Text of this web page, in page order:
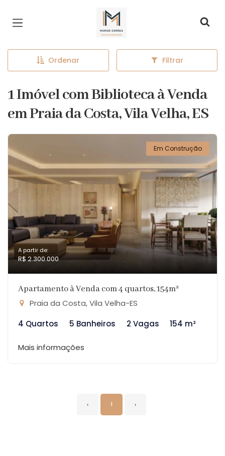
Página inicial
Ordenar Filtrar
1 Imóvel com Biblioteca à Venda
em Praia da Costa, Vila Velha, ES
Em Construção
A partir de:
R$ 2.300.000
Apartamento à Venda com 4 quartos, 154m²
Praia da Costa, Vila Velha-ES
4 Quartos
5 Banheiros 2 Vagas 154 m²
Mais informações
‹ 1 ›